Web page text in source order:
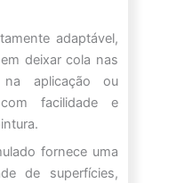
adaptável,
deixar cola nas
aplicação ou
facilidade e
fornece uma
de superfícies,